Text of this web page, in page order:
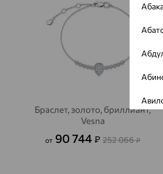
Браслет, золото, бриллиант,
Vesna
от 90 744 ₽ 252 066₽